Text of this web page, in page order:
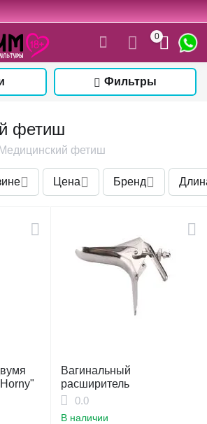
0
Фильтры
фетиш
Медицинский фетиш
Цена Бренд
Вагинальный
расширитель
0.0
В наличии